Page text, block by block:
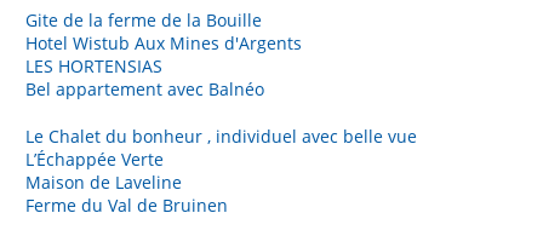
Gite de la ferme de la Bouille
Hotel Wistub Aux Mines d'Argents
LES HORTENSIAS
Bel appartement avec Balnéo
Le Chalet du bonheur , individuel avec belle vue
L’Échappée Verte
Maison de Laveline
Ferme du Val de Bruinen